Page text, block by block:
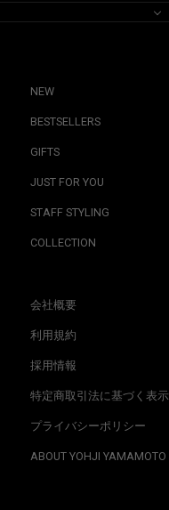
NEW
BESTSELLERS
GIFTS
JUST FOR YOU
STAFF STYLING
COLLECTION
会社概要
利用規約
採用情報
特定商取引法に基づく表示
プライバシーポリシー
ABOUT YOHJI YAMAMOTO